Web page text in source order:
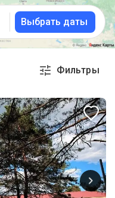
Выбрать даты
Фильтры